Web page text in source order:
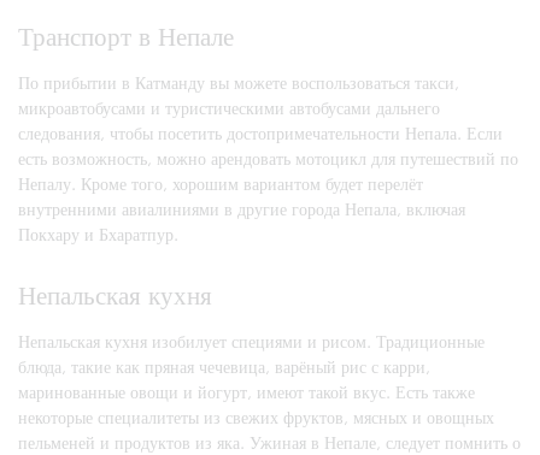
Транспорт в Непале
По прибытии в Катманду вы можете воспользоваться такси,
микроавтобусами и туристическими автобусами дальнего
следования, чтобы посетить достопримечательности Непала. Если
есть возможность, можно арендовать мотоцикл для путешествий по
Непалу. Кроме того, хорошим вариантом будет перелёт
внутренними авиалиниями в другие города Непала, включая
Покхару и Бхаратпур.
Непальская кухня
Непальская кухня изобилует специями и рисом. Традиционные
блюда, такие как пряная чечевица, варёный рис с карри,
маринованные овощи и йогурт, имеют такой вкус. Есть также
некоторые специалитеты из свежих фруктов, мясных и овощных
пельменей и продуктов из яка. Ужиная в Непале, следует помнить о